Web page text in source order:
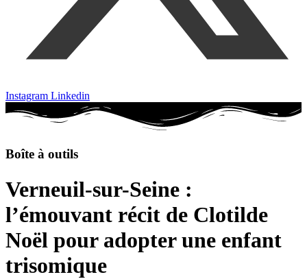
Instagram Linkedin
Boîte à outils
Verneuil-sur-Seine :
l’émouvant récit de Clotilde
Noël pour adopter une enfant
trisomique